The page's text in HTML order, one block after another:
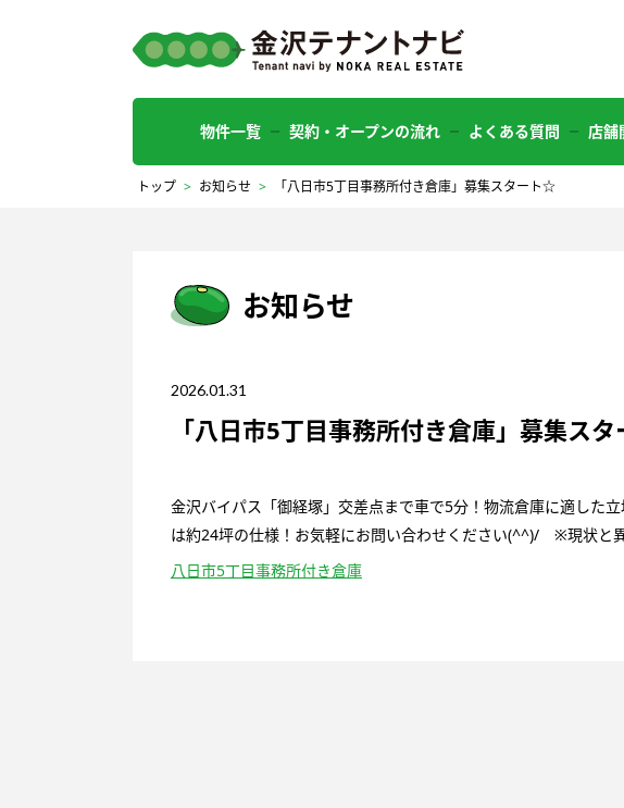
物件一覧 契約・オープンの流れ よくある質問 店舗
トップ > お知らせ > 「八日市5丁目事務所付き倉庫」募集スタート☆
お知らせ
2026.01.31
「八日市5丁目事務所付き倉庫」募集ス
金沢バイパス「御経塚」交差点まで車で5分！物流倉庫に適した
は約24坪の仕様！お気軽にお問い合わせください(^^)/ ※現状と異
八日市5丁目事務所付き倉庫